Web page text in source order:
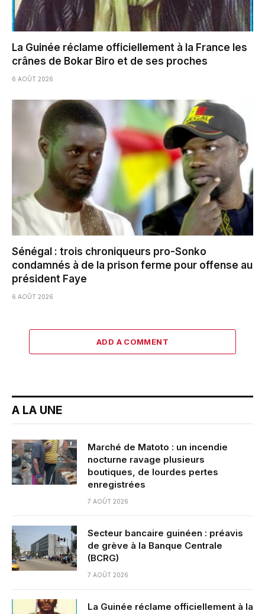
La Guinée réclame officiellement à la France les
crânes de Bokar Biro et de ses proches
6 AOÛT 2026
Sénégal : trois chroniqueurs pro-Sonko
condamnés à de la prison ferme pour offense au
président Faye
6 AOÛT 2026
ADD A COMMENT
A LA UNE
Marché de Matoto : un incendie
nocturne ravage plusieurs
boutiques, de lourdes pertes
enregistrées
7 AOÛT 2026
Secteur bancaire guinéen : préavis
de grève à la Banque Centrale
(BCRG)
7 AOÛT 2026
La Guinée réclame officiellement à la